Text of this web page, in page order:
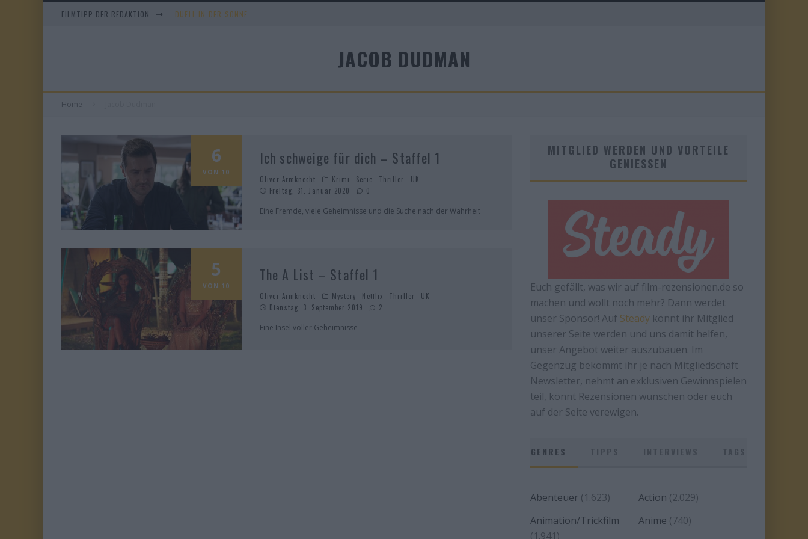
FILMTIPP DER REDAKTION DUELL IN DER SONNE
JACOB DUDMAN
Home
6
VON 10
Ich schweige für dich – Staffel 1
Oliver Armknecht Krimi Serie Thriller
UK
Freitag, 31. Januar 2020
0
Eine Fremde, viele Geheimnisse und die Suche nach der Wahrheit
5
VON 10
The A List – Staffel 1
Oliver Armknecht Mystery Netflix Thriller
UK
Dienstag, 3. September 2019
2
Eine Insel voller Geheimnisse
MITGLIED WERDEN UND VORTEILE
GENIESSEN
Euch gefällt, was wir auf film-rezensionen.de so
machen und wollt noch mehr? Dann werdet
unser Sponsor! Auf Steady könnt ihr Mitglied
unserer Seite werden und uns damit helfen,
unser Angebot weiter auszubauen. Im
Gegenzug bekommt ihr je nach Mitgliedschaft
Newsletter, nehmt an exklusiven Gewinnspielen
teil, könnt Rezensionen wünschen oder euch
auf der Seite verewigen.
GENRES
Abenteuer (1.623) Action (2.029)
Animation/Trickfilm
(1.941)
Anime (740)